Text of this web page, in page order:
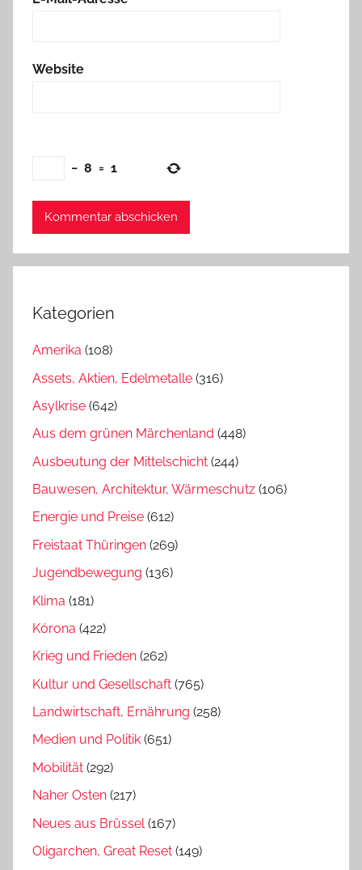
Website
− 8 = 1
Kategorien
Amerika (108)
Assets, Aktien, Edelmetalle (316)
Asylkrise (642)
Aus dem grünen Märchenland (448)
Ausbeutung der Mittelschicht (244)
Bauwesen, Architektur, Wärmeschutz (106)
Energie und Preise (612)
Freistaat Thüringen (269)
Jugendbewegung (136)
Klima (181)
Kórona (422)
Krieg und Frieden (262)
Kultur und Gesellschaft (765)
Landwirtschaft, Ernährung (258)
Medien und Politik (651)
Mobilität (292)
Naher Osten (217)
Neues aus Brüssel (167)
Oligarchen, Great Reset (149)